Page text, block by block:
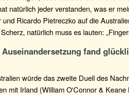
natürlich jeder verstanden, was er
Ricardo Pietreczko auf die
natürlich muss es lauten:
fand
würde das zweite Duell des
mit Irland (William O'Connor &